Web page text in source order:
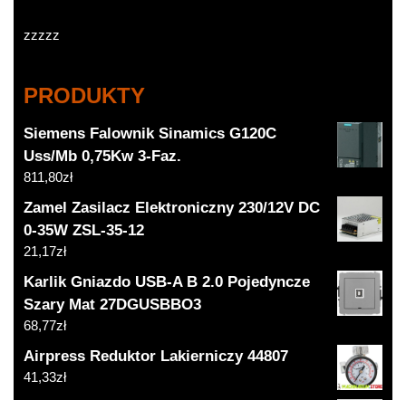
zzzzz
PRODUKTY
Siemens Falownik Sinamics G120C
Uss/Mb 0,75Kw 3-Faz.
811,80zł
Zamel Zasilacz Elektroniczny 230/12V DC
0-35W ZSL-35-12
21,17zł
Karlik Gniazdo USB-A B 2.0 Pojedyncze
Szary Mat 27DGUSBBO3
68,77zł
Airpress Reduktor Lakierniczy 44807
41,33zł